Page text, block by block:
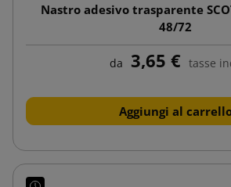
Nastro adesivo trasparente
48/72
da 3,65 € tasse
Aggiungi al